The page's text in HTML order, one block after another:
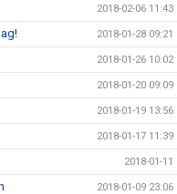
2018-02-06 11:43
2018-01-28 09:21
2018-01-26 10:02
2018-01-20 09:09
2018-01-19 13:56
2018-01-17 11:39
2018-01-11
2018-01-09 23:06